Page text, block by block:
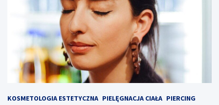
KOSMETOLOGIA ESTETYCZNA PIELĘGNACJA CIAŁA PIERCING